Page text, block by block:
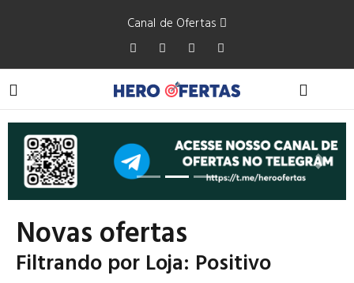
Canal de Ofertas
Anterior
Novas ofertas
Filtrando por Loja: Positivo